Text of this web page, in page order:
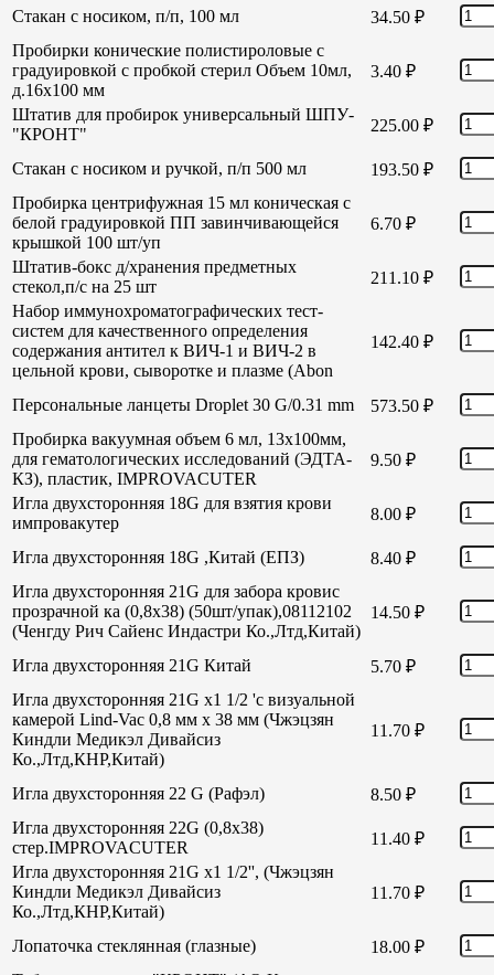
Стакан с носиком, п/п, 100 мл 34.50 ₽
Пробирки конические полистироловые с
градуировкой с пробкой стерил Объем 10мл,
д.16х100 мм
3.40 ₽
Штатив для пробирок универсальный ШПУ-
"КРОНТ"
225.00 ₽
Стакан с носиком и ручкой, п/п 500 мл 193.50 ₽
Пробирка центрифужная 15 мл коническая с
белой градуировкой ПП завинчивающейся
крышкой 100 шт/уп
6.70 ₽
Штатив-бокс д/хранения предметных
стекол,п/с на 25 шт
211.10 ₽
Набор иммунохроматографических тест-
систем для качественного определения
содержания антител к ВИЧ-1 и ВИЧ-2 в
цельной крови, сыворотке и плазме (Abon
142.40 ₽
Персональные ланцеты Droplet 30 G/0.31 mm 573.50 ₽
Пробирка вакуумная объем 6 мл, 13х100мм,
для гематологических исследований (ЭДТА-
КЗ), пластик, IMPROVACUTER
9.50 ₽
Игла двухсторонняя 18G для взятия крови
импровакутер
8.00 ₽
Игла двухсторонняя 18G ,Китай (ЕПЗ) 8.40 ₽
Игла двухсторонняя 21G для забора кровис
прозрачной ка (0,8х38) (50шт/упак),08112102
(Ченгду Рич Сайенс Индастри Ко.,Лтд,Китай)
14.50 ₽
Игла двухсторонняя 21G Китай 5.70 ₽
Игла двухсторонняя 21G х1 1/2 'с визуальной
камерой Lind-Vac 0,8 мм х 38 мм (Чжэцзян
Киндли Медикэл Дивайсиз
Ко.,Лтд,КНР,Китай)
11.70 ₽
Игла двухсторонняя 22 G (Рафэл) 8.50 ₽
Игла двухсторонняя 22G (0,8х38)
стер.IMPROVACUTER
11.40 ₽
Игла двухсторонняя 21G х1 1/2'', (Чжэцзян
Киндли Медикэл Дивайсиз
Ко.,Лтд,КНР,Китай)
11.70 ₽
Лопаточка стеклянная (глазные) 18.00 ₽